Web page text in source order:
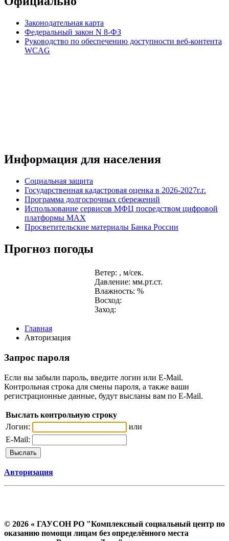
Законодательная карта
Федеральный закон N 8-ФЗ
Руководство по обеспечению доступности веб-контента
WCAG
Информация для населения
Социальная защита
Государственная кадастровая оценка в 2026-2027г.г.
Программа долгосрочных сбережений
Использование сервисов МФЦ посредством цифровой
платформы MAX
Просветительские материалы Банка России
Прогноз погоды
Ветер: , м/сек.
Давление: мм.рт.ст.
Влажность: %
Восход:
Заход:
Главная
Авторизация
Запрос пароля
Если вы забыли пароль, введите логин или E-Mail.
Контрольная строка для смены пароля, а также ваши
регистрационные данные, будут высланы вам по E-Mail.
Выслать контрольную строку
Логин:
или
E-Mail:
Авторизация
© 2026 « ГАУСОН РО "Комплексный социальный центр по
оказанию помощи лицам без определённого места